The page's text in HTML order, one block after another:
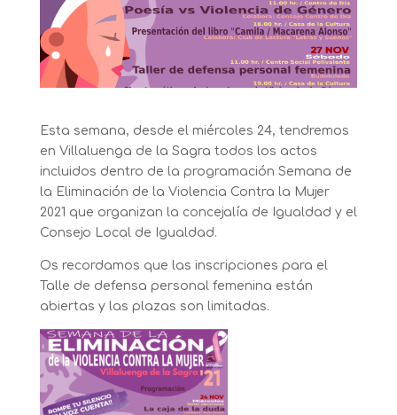
Esta semana, desde el miércoles 24, tendremos
en Villaluenga de la Sagra todos los actos
incluidos dentro de la programación Semana de
la Eliminación de la Violencia Contra la Mujer
2021 que organizan la concejalía de Igualdad y el
Consejo Local de Igualdad.
Os recordamos que las inscripciones para el
Talle de defensa personal femenina están
abiertas y las plazas son limitadas.